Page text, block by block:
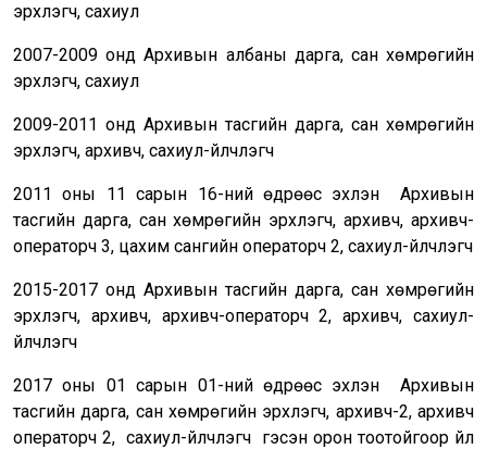
эрхлэгч, сахиул
2007-2009 онд Архивын албаны дарга, сан хөмрөгийн
эрхлэгч, сахиул
2009-2011 онд Архивын тасгийн дарга, сан хөмрөгийн
эрхлэгч, архивч, сахиул-үйлчлэгч
2011 оны 11 сарын 16-ний өдрөөс эхлэн Архивын
тасгийн дарга, сан хөмрөгийн эрхлэгч, архивч, архивч-
операторч 3, цахим сангийн операторч 2, сахиул-үйлчлэгч
2015-2017 онд Архивын тасгийн дарга, сан хөмрөгийн
эрхлэгч, архивч, архивч-операторч 2, архивч, сахиул-
үйлчлэгч
2017 оны 01 сарын 01-ний өдрөөс эхлэн Архивын
тасгийн дарга, сан хөмрөгийн эрхлэгч, архивч-2, архивч
операторч 2, сахиул-үйлчлэгч гэсэн орон тоотойгоор үйл